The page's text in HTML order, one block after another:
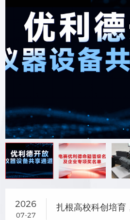
2026
07-27